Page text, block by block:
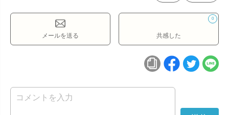
メールを送る
0
共感した